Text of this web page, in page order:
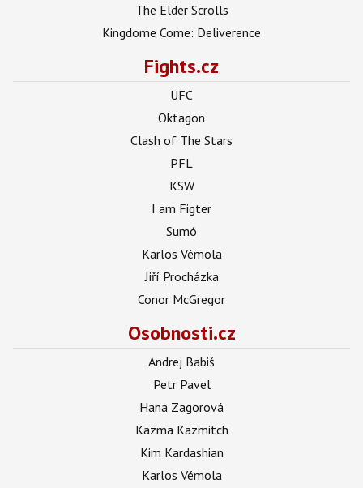
The Elder Scrolls
Kingdome Come: Deliverence
Fights.cz
UFC
Oktagon
Clash of The Stars
PFL
KSW
I am Figter
Sumó
Karlos Vémola
Jiří Procházka
Conor McGregor
Osobnosti.cz
Andrej Babiš
Petr Pavel
Hana Zagorová
Kazma Kazmitch
Kim Kardashian
Karlos Vémola